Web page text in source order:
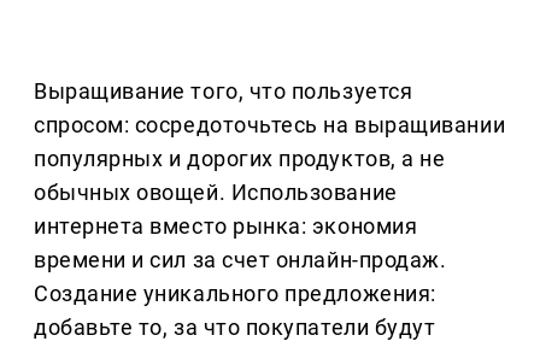
Выращивание того, что пользуется
спросом: сосредоточьтесь на выращивании
популярных и дорогих продуктов, а не
обычных овощей. Использование
интернета вместо рынка: экономия
времени и сил за счет онлайн-продаж.
Создание уникального предложения:
добавьте то, за что покупатели будут